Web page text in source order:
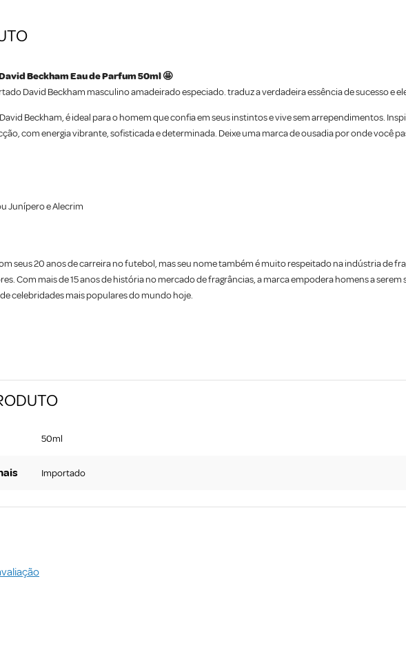
Beckham Eau de Parfum 50ml 🤩
David Beckham masculino amadeirado especiado. traduz a verdadeira essência de sucesso e
Beckham, é ideal para o homem que confia em seus instintos e vive sem arrependimentos.
com energia vibrante, sofisticada e determinada. Deixe uma marca de ousadia por onde você
Junípero e Alecrim
seus 20 anos de carreira no futebol, mas seu nome também é muito respeitado na indústria de
Com mais de 15 anos de história no mercado de fragrâncias, a marca empodera homens a
celebridades mais populares do mundo hoje.
50ml
Importado